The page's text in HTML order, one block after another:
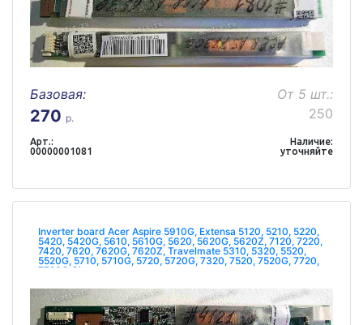
Базовая:
270 р.
От 5 шт.:
250
Арт.:
00000001081
Наличие:
уточняйте
Inverter board Acer Aspire 5910G, Extensa 5120, 5210, 5220,
5420, 5420G, 5610, 5610G, 5620, 5620G, 5620Z, 7120, 7220,
7420, 7620, 7620G, 7620Z, Travelmate 5310, 5320, 5520,
5520G, 5710, 5710G, 5720, 5720G, 7320, 7520, 7520G, 7720,
7720G б/у